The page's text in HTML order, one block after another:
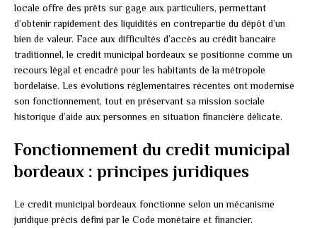
locale offre des prêts sur gage aux particuliers, permettant
d’obtenir rapidement des liquidités en contrepartie du dépôt d’un
bien de valeur. Face aux difficultés d’accès au crédit bancaire
traditionnel, le credit municipal bordeaux se positionne comme un
recours légal et encadré pour les habitants de la métropole
bordelaise. Les évolutions réglementaires récentes ont modernisé
son fonctionnement, tout en préservant sa mission sociale
historique d’aide aux personnes en situation financière délicate.
Fonctionnement du credit municipal
bordeaux : principes juridiques
Le credit municipal bordeaux fonctionne selon un mécanisme
juridique précis défini par le Code monétaire et financier.